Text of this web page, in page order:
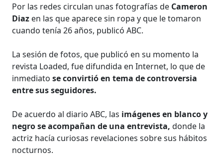
Por las redes circulan unas fotografías de Cameron
Diaz en las que aparece sin ropa y que le tomaron
cuando tenía 26 años, publicó ABC.
La sesión de fotos, que publicó en su momento la
revista Loaded, fue difundida en Internet, lo que de
inmediatose convirtió en tema de controversia
entre sus seguidores.
De acuerdo al diario ABC, las imágenes en blanco y
negro se acompañan de una entrevista, donde la
actriz hacía curiosas revelaciones sobre sus hábitos
nocturnos.